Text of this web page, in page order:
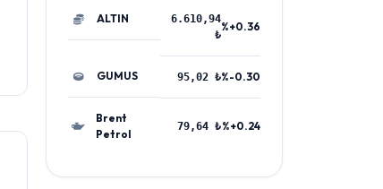
ALTIN
6.610,94
₺
%+0.36
GUMUS 95,02 ₺%-0.30
Brent
Petrol
79,64 ₺%+0.24